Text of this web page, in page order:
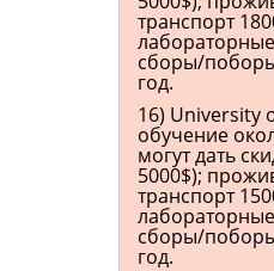
транспорт
сборы/
год.
16) University
обучение
могут дать
5000$);
транспорт
сборы/
год.